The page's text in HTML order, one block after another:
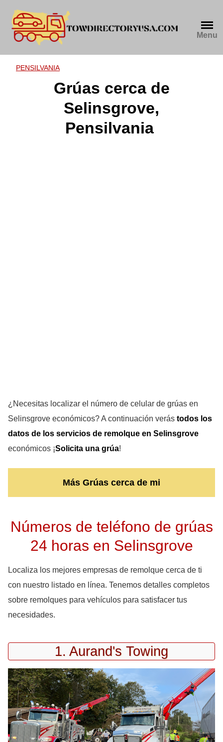
content
Menu
PENSILVANIA
Grúas cerca de
Selinsgrove,
Pensilvania
¿Necesitas localizar el número de celular de grúas en
Selinsgrove económicos? A continuación verás todos los
datos de los servicios de remolque en Selinsgrove
económicos ¡Solicita una grúa!
Más Grúas cerca de mi
Números de teléfono de grúas
24 horas en Selinsgrove
Localiza los mejores empresas de remolque cerca de ti
con nuestro listado en línea. Tenemos detalles completos
sobre remolques para vehículos para satisfacer tus
necesidades.
1. Aurand's Towing